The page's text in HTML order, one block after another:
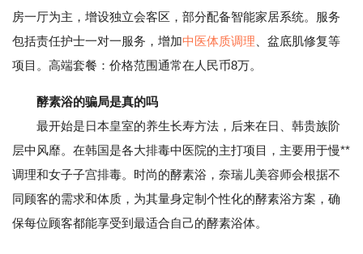
房一厅为主，增设独立会客区，部分配备智能家居系统。服务
包括责任护士一对一服务，增加中医体质调理 、盆底肌修复等
项目。高端套餐：价格范围通常在人民币8万。
酵素浴的骗局是真的吗
最开始是日本皇室的养生长寿方法，后来在日、韩贵族阶
层中风靡。在韩国是各大排毒中医院的主打项目，主要用于慢**
调理和女子子宫排毒。时尚的酵素浴，奈瑞儿美容师会根据不
同顾客的需求和体质，为其量身定制个性化的酵素浴方案，确
保每位顾客都能享受到最适合自己的酵素浴体。